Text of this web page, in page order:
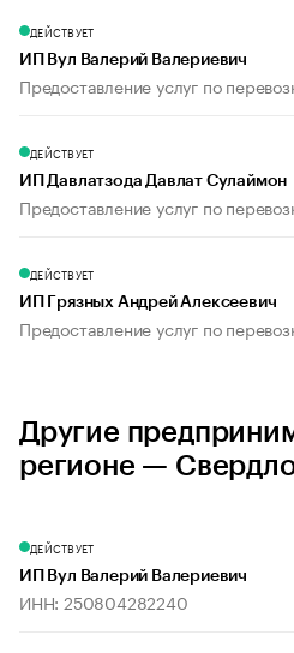
ДЕЙСТВУЕТ
ИП Вул Валерий Валериевич
Предоставление услуг по
ДЕЙСТВУЕТ
ИП Давлатзода Давлат Сулаймон
Предоставление услуг по
ДЕЙСТВУЕТ
ИП Грязных Андрей Алексеевич
Предоставление услуг по
Другие
регионе —
ДЕЙСТВУЕТ
ИП Вул Валерий Валериевич
ИНН: 250804282240